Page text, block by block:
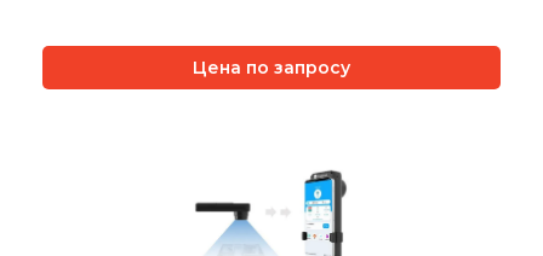
Цена по запросу